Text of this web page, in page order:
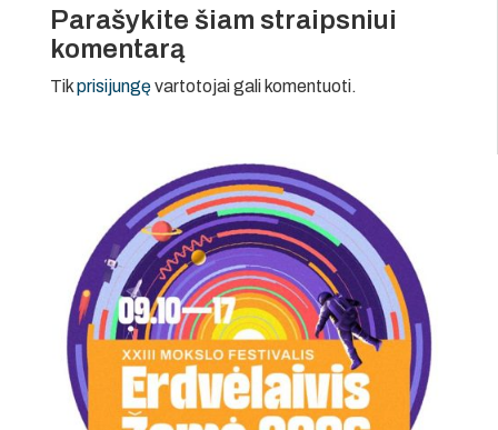
Parašykite šiam straipsniui
komentarą
Tikprisijungęvartotojai gali komentuoti.